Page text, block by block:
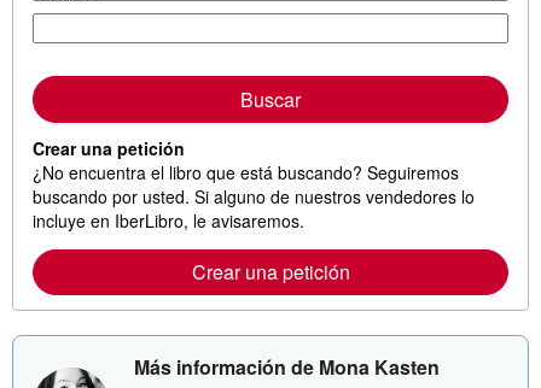
Buscar
Crear una petición
¿No encuentra el libro que está buscando? Seguiremos
buscando por usted. Si alguno de nuestros vendedores lo
incluye en IberLibro, le avisaremos.
Crear una petición
Más información de Mona Kasten